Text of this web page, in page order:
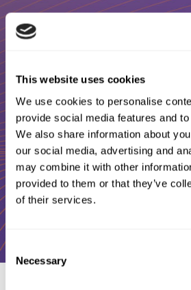
This website uses cookies
We use cookies to personalise
provide social media features and
We also share information about
our social media, advertising and
may combine it with other
provided to them or that they’ve
of their services.
Consent
Selection
Necessary
ICT ve
profesyonel mi
Bize Ulaşın